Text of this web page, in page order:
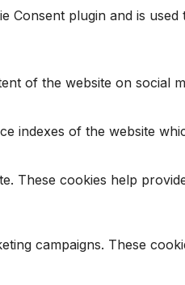
Consent plugin and is
of the website on social
indexes of the website
These cookies help
campaigns. These